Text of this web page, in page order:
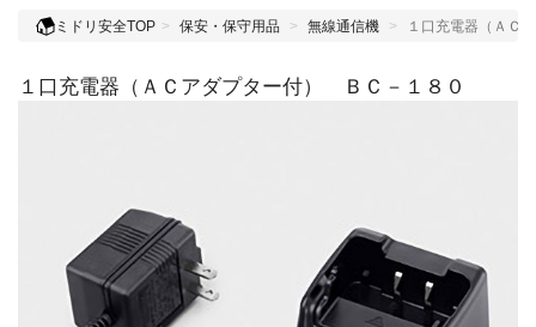
v
ミドリ安全TOP 保安・保守用品 無線通信機 １口充電器（ＡＣ
１口充電器（ＡＣアダプター付） ＢＣ－１８０